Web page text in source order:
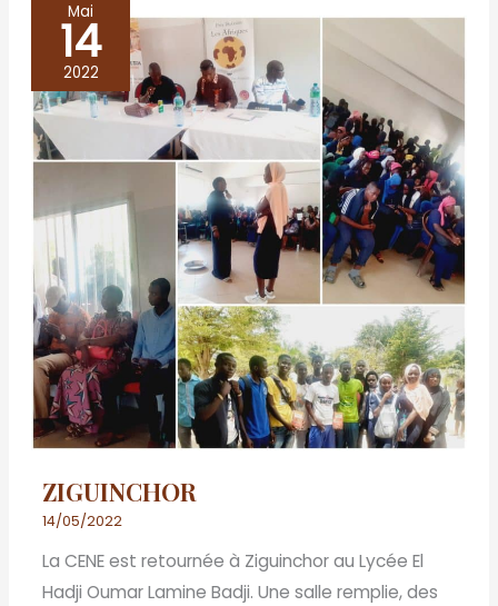
Mai
14
2022
ZIGUINCHOR
14/05/2022
La CENE est retournée à Ziguinchor au Lycée El
Hadji Oumar Lamine Badji. Une salle remplie, des
ZIGUINCHOR